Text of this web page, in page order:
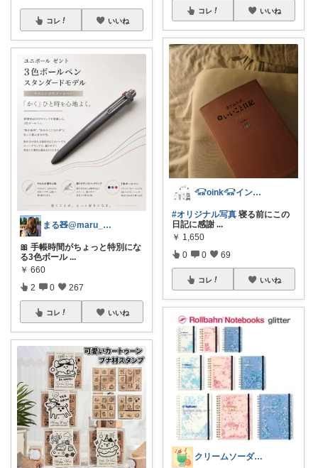
コレ いいね
まる🧸@maru_kmania
🎀 手帳時間がちょっと特別にな
る3色ボール ...
￥ 660
2 0 267
コレ いいね
コレ いいね
𓃟oink𓃟インテリア・雑貨・服
#オリジナル写真 寝る前にこの
日記に感謝 ...
￥ 1,650
0 0 69
コレ いいね
クリームソーダ♫昭和平成レトロ好き母